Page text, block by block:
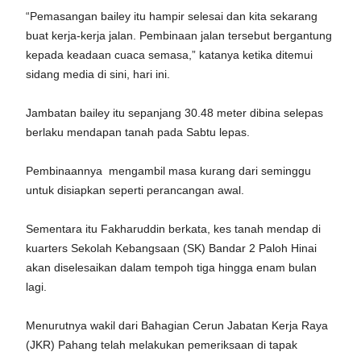
“Pemasangan bailey itu hampir selesai dan kita sekarang
buat kerja-kerja jalan. Pembinaan jalan tersebut bergantung
kepada keadaan cuaca semasa,” katanya ketika ditemui
sidang media di sini, hari ini.
Jambatan bailey itu sepanjang 30.48 meter dibina selepas
berlaku mendapan tanah pada Sabtu lepas.
Pembinaannya mengambil masa kurang dari seminggu
untuk disiapkan seperti perancangan awal.
Sementara itu Fakharuddin berkata, kes tanah mendap di
kuarters Sekolah Kebangsaan (SK) Bandar 2 Paloh Hinai
akan diselesaikan dalam tempoh tiga hingga enam bulan
lagi.
Menurutnya wakil dari Bahagian Cerun Jabatan Kerja Raya
(JKR) Pahang telah melakukan pemeriksaan di tapak